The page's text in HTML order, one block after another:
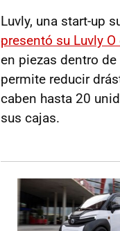
Luvly, una start-up
presentó su Luvly
en piezas dentro
permite reducir
caben hasta 20
sus cajas.